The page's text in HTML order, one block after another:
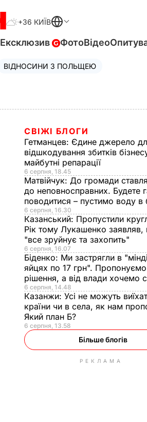
+36 КИЇВ
Ексклюзив ФотоВідео
ВІДНОСИНИ З ПОЛЬЩЕЮ
СВІЖІ БЛОГИ
Гетманцев: Єдине джерело
відшкодування збитків
майбутні репарації
6 серпня, 18.45
Матвійчук: До громади
до неповносправних. Будете
поводитися – пустимо воду в
6 серпня, 16.30
Казанський: Пропустили
Рік тому Лукашенко заявляв,
"все зруйнує та захопить"
6 серпня, 16.07
Біденко: Ми застрягли в
яйцях по 17 грн". Пропонуємо
рішення, а від влади хочемо
6 серпня, 14.48
Казанжи: Усі не можуть
країни чи в села, як нам
Який план Б?
6 серпня, 13.58
Більше блогів
РЕКЛАМА